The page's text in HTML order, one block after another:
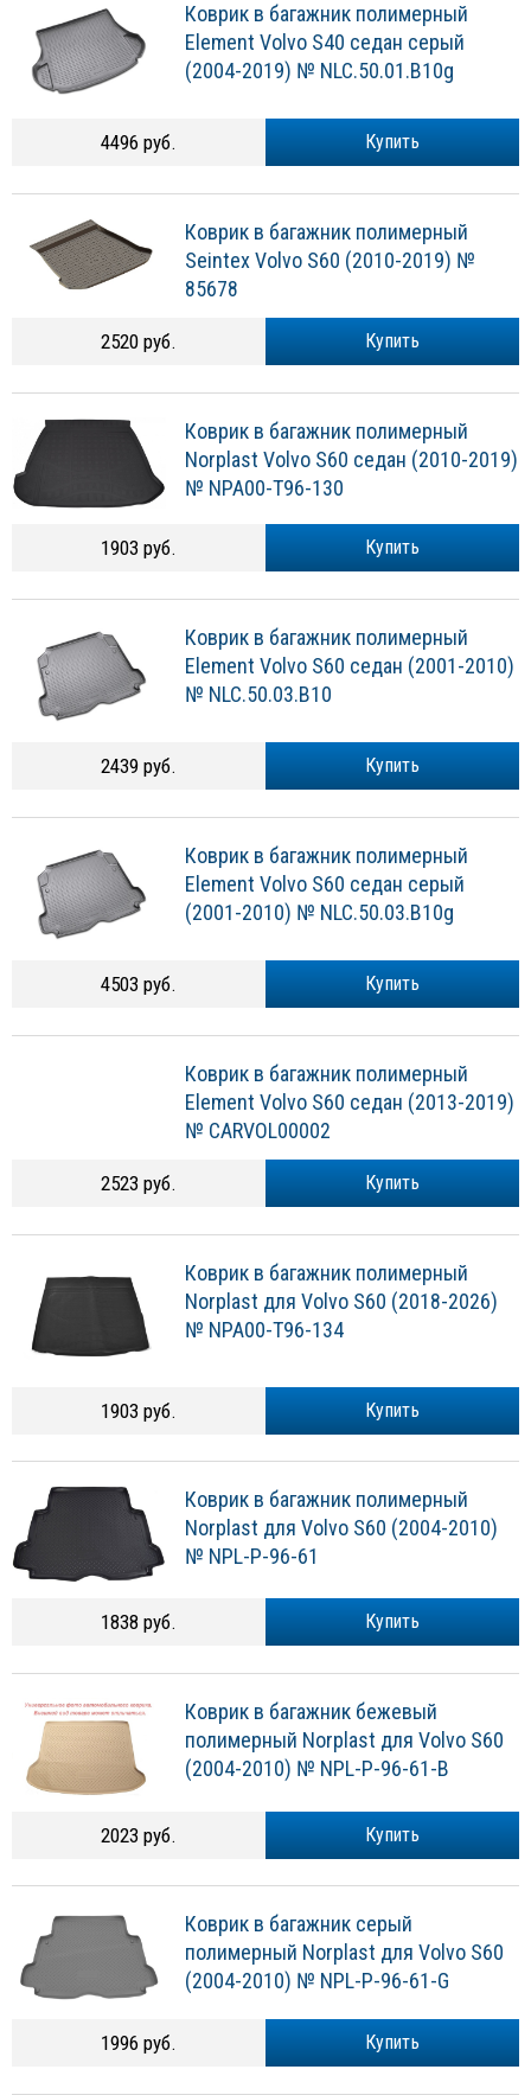
Коврик в багажник полимерный
Element Volvo S40 седан серый
(2004-2019) № NLC.50.01.B10g
Купить
4496 руб.
Коврик в багажник полимерный
Seintex Volvo S60 (2010-2019) №
85678
Купить
2520 руб.
Коврик в багажник полимерный
Norplast Volvo S60 седан (2010-2019)
№ NPA00-T96-130
Купить
1903 руб.
Коврик в багажник полимерный
Element Volvo S60 седан (2001-2010)
№ NLC.50.03.B10
Купить
2439 руб.
Коврик в багажник полимерный
Element Volvo S60 седан серый
(2001-2010) № NLC.50.03.B10g
Купить
4503 руб.
Коврик в багажник полимерный
Element Volvo S60 седан (2013-2019)
№ CARVOL00002
Купить
Коврик в багажник полимерный
Norplast для Volvo S60 (2018-2026)
Купить
1903 руб.
Коврик в багажник полимерный
Norplast для Volvo S60 (2004-2010)
Купить
Коврик в багажник бежевый
полимерный Norplast для Volvo S60
(2004-2010) № NPL-P-96-61-B
2023 руб.
Коврик в багажник серый
полимерный Norplast для Volvo S60
(2004-2010) № NPL-P-96-61-G
Купить
1996 руб.